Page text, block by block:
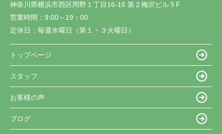
神奈川県横浜市西区岡野１丁目16-16 第２梅沢ビル５F
営業時間： 9:00～19：00
定休日： 毎週水曜日（第１・３火曜日）
トップページ
スタッフ
お客様の声
ブログ